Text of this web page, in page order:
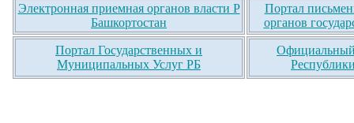
Электронная приемная органов власти Р
Башкортостан
Портал
органов
Портал Государственных и
Муниципальных Услуг РБ
Официальный